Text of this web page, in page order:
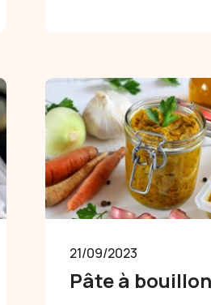
21/09/2023
Pâte à bouillon